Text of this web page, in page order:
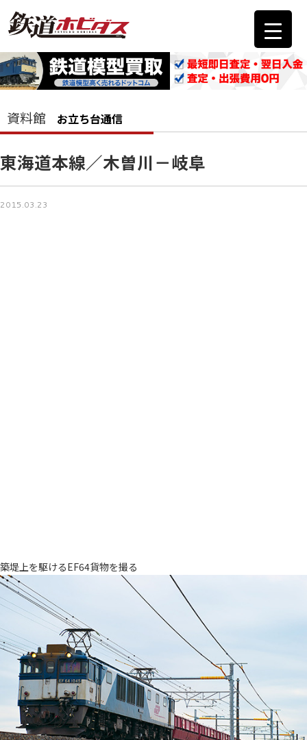
資料館 お立ち台通信
東海道本線／木曽川－岐阜
2015.03.23
築堤上を駆けるEF64貨物を撮る